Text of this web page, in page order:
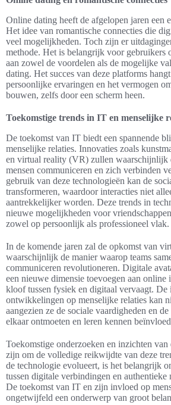
Online dating heeft de afgelopen jaren een
Het idee van romantische connecties die
veel mogelijkheden. Toch zijn er
methode. Het is belangrijk voor gebruikers
aan zowel de voordelen als de mogelijke
dating. Het succes van deze platforms
persoonlijke ervaringen en het vermogen
bouwen, zelfs door een scherm heen.
Toekomstige trends in IT en menselijke
De toekomst van IT biedt een spannende
menselijke relaties. Innovaties zoals
en virtual reality (VR) zullen waarschijnlijk
mensen communiceren en zich verbinden
gebruik van deze technologieën kan de
transformeren, waardoor interacties niet
aantrekkelijker worden. Deze trends in
nieuwe mogelijkheden voor
zowel op persoonlijk als professioneel vlak.
In de komende jaren zal de opkomst van
waarschijnlijk de manier waarop teams
communiceren revolutioneren. Digitale
een nieuwe dimensie toevoegen aan online
kloof tussen fysiek en digitaal vervaagt. De
ontwikkelingen op menselijke relaties kan
aangezien ze de sociale vaardigheden en
elkaar ontmoeten en leren kennen
Toekomstige onderzoeken en inzichten
zijn om de volledige reikwijdte van deze
de technologie evolueert, is het belangrijk
tussen digitale verbindingen en authentieke
De toekomst van IT en zijn invloed op
ongetwijfeld een onderwerp van groot